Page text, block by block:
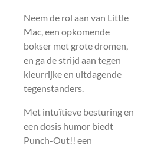
Neem de rol aan van Little
Mac, een opkomende
bokser met grote dromen,
en ga de strijd aan tegen
kleurrijke en uitdagende
tegenstanders.
Met intuïtieve besturing en
een dosis humor biedt
Punch-Out!! een